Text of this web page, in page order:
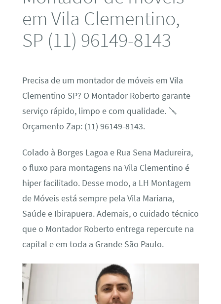
em Vila Clementino,
SP (11) 96149-8143
Precisa de um montador de móveis em Vila
Clementino SP? O Montador Roberto garante
serviço rápido, limpo e com qualidade. 🪛
Orçamento Zap: (11) 96149-8143.
Colado à Borges Lagoa e Rua Sena Madureira,
o fluxo para montagens na Vila Clementino é
hiper facilitado. Desse modo, a LH Montagem
de Móveis está sempre pela Vila Mariana,
Saúde e Ibirapuera. Ademais, o cuidado técnico
que o Montador Roberto entrega repercute na
capital e em toda a Grande São Paulo.